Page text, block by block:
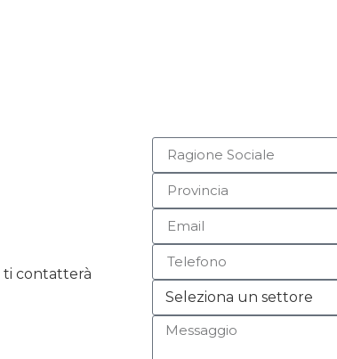
ti contatterà